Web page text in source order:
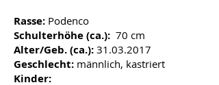
Rasse: Podenco
Schulterhöhe (ca.): 70 cm
Alter/Geb. (ca.): 31.03.2017
Geschlecht: männlich, kastriert
Kinder: